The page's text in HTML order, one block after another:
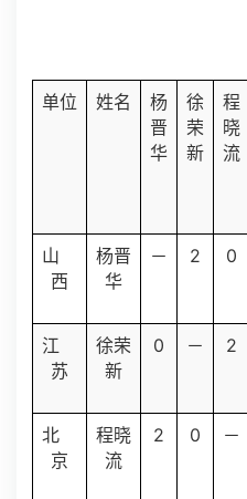
单位 姓名
杨
晋
华
徐
荣
新
程
晓
流
山
西
杨晋
华
－ 2 0
江
苏
徐荣
新
0 － 2
北
京
程晓
流
2 0 －